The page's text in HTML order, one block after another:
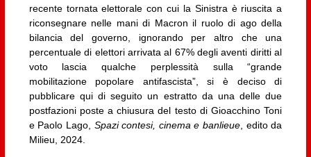
recente tornata elettorale con cui la Sinistra è riuscita a
riconsegnare nelle mani di Macron il ruolo di ago della
bilancia del governo, ignorando per altro che una
percentuale di elettori arrivata al 67% degli aventi diritti al
voto lascia qualche perplessità sulla “grande
mobilitazione popolare antifascista”, si è deciso di
pubblicare qui di seguito un estratto da una delle due
postfazioni poste a chiusura del testo di Gioacchino Toni
e Paolo Lago, Spazi contesi, cinema e banlieue , edito da
Milieu, 2024.